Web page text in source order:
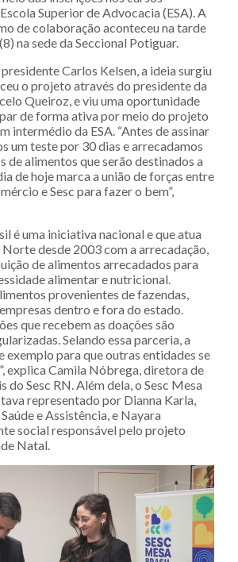
Superior de Advocacia (ESA). A
de colaboração aconteceu na tarde
na sede da Seccional Potiguar.
Carlos Kelsen, a ideia surgiu
o projeto através do presidente da
Queiroz, e viu uma oportunidade
de forma ativa por meio do projeto
intermédio da ESA. “Antes de assinar
um teste por 30 dias e arrecadamos
de alimentos que serão destinados a
de hoje marca a união de forças entre
e Sesc para fazer o bem”,
é uma iniciativa nacional e que atua
desde 2003 com a arrecadação,
de alimentos arrecadados para
alimentar e nutricional.
provenientes de fazendas,
dentro e fora do estado.
que recebem as doações são
Selando essa parceria, a
exemplo para que outras entidades se
explica Camila Nóbrega, diretora de
do Sesc RN. Além dela, o Sesc Mesa
representado por Dianna Karla,
e Assistência, e Nayara
social responsável pelo projeto
Natal.